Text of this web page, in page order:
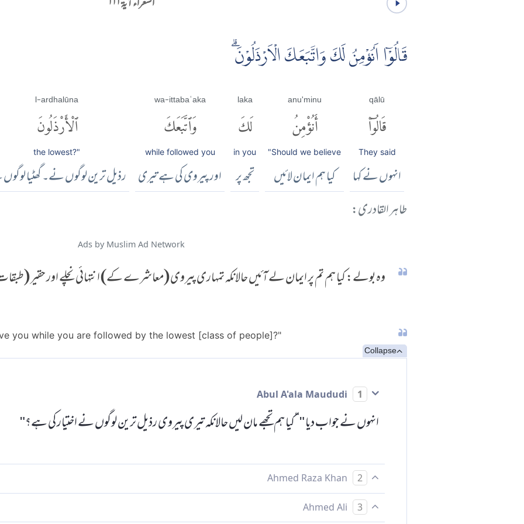
قَالُوْۤا اَنُؤْمِنُ لَكَ وَاتَّبَعَكَ الْاَرْذَلُوْنَۗ
qālū
قَالُوٓا۟
They said
انہوں نے کہا
anu'minu
أَنُؤْمِنُ
"Should we believe
کیا ہم ایمان لائیں
laka
لَكَ
in you
تجھ پر
wa-ittabaʿaka
وَٱتَّبَعَكَ
while followed you
اور پیروی کی ہے تیری
l-ardhalūna
ٱلْأَرْذَلُونَ
the lowest?"
رذیل ترین لوگوں نے۔ گھٹیا
طاہر القادری:
Ads by Muslim Ad Network
وہ بولے: کیا ہم تم پر ایمان لے آئیں حالانکہ تمہاری پیروی (معاشرے کے) انتہائی نچلے اور حقیر
you while you are followed by the lowest [class of people]?"
Collapse
1
انہوں نے جواب دیا "“کیا ہم تجھے مان لیں حالانکہ تیری پیروی رذیل ترین لوگوں نے اختیار کی ہے؟"
2
بولے کیا ہم تم پر ایمان لے آئیں اور تمہارے ساتھ کمینے ہو ےٴ ہیں
3